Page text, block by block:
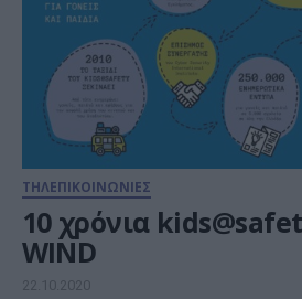
ΤΗΛΕΠΙΚΟΙΝΩΝΙΕΣ
10 χρόνια
WIND
22.10.2020